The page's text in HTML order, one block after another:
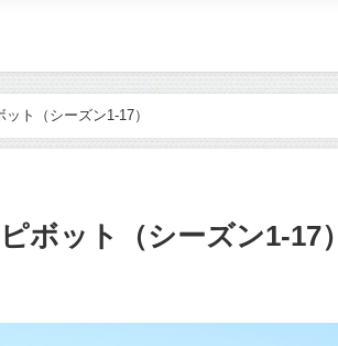
ト（シーズン1-17）
ボット（シーズン1-17）